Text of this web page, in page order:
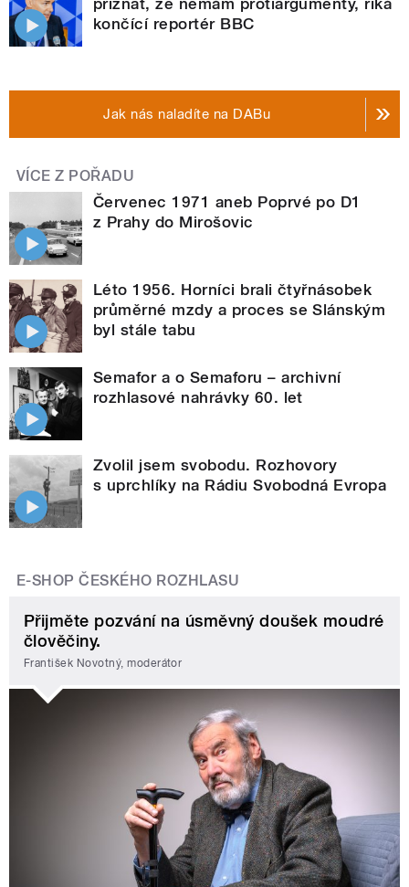
přiznat, že nemám protiargumenty, říká
končící reportér BBC
Jak nás naladíte na DABu
VÍCE Z POŘADU
Červenec 1971 aneb Poprvé po D1
z Prahy do Mirošovic
Léto 1956. Horníci brali čtyřnásobek
průměrné mzdy a proces se Slánským
byl stále tabu
Semafor a o Semaforu – archivní
rozhlasové nahrávky 60. let
Zvolil jsem svobodu. Rozhovory
s uprchlíky na Rádiu Svobodná Evropa
E-SHOP ČESKÉHO ROZHLASU
Přijměte pozvání na úsměvný doušek moudré
člověčiny.
František Novotný, moderátor